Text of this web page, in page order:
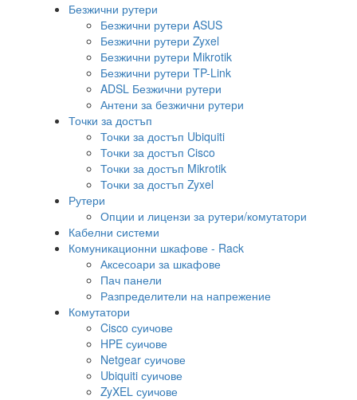
Безжични рутери
Безжични рутери ASUS
Безжични рутери Zyxel
Безжични рутери Mikrotik
Безжични рутери TP-Link
ADSL Безжични рутери
Антени за безжични рутери
Точки за достъп
Точки за достъп Ubiquiti
Точки за достъп Cisco
Точки за достъп Mikrotik
Точки за достъп Zyxel
Рутери
Опции и лицензи за рутери/комутатори
Кабелни системи
Комуникационни шкафове - Rack
Аксесоари за шкафове
Пач панели
Разпределители на напрежение
Комутатори
Cisco суичове
HPE суичове
Netgear суичове
Ubiquiti суичове
ZyXEL суичове